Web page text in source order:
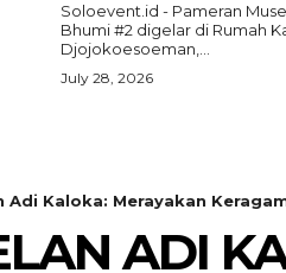
Soloevent.id - Pameran
Bhumi #2 digelar di Rumah
Djojokoesoeman,...
July 28, 2026